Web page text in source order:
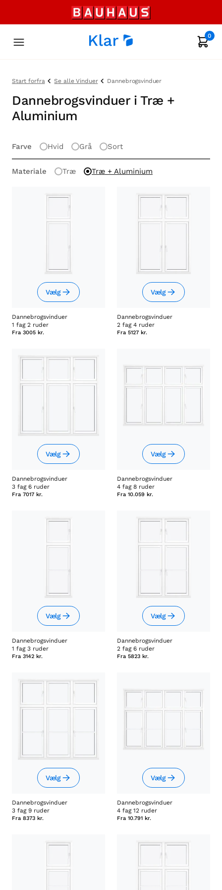
0
Start forfra Se alle Vinduer Dannebrogsvinduer
Dannebrogsvinduer i Træ +
Aluminium
Farve Hvid Grå Sort
Materiale Træ Træ + Aluminium
Vælg
Dannebrogsvinduer
1 fag 2 ruder
Fra 3005 kr.
Vælg
Dannebrogsvinduer
2 fag 4 ruder
Fra 5127 kr.
Vælg
Dannebrogsvinduer
3 fag 6 ruder
Fra 7017 kr.
Vælg
Dannebrogsvinduer
4 fag 8 ruder
Fra 10.059 kr.
Vælg
Dannebrogsvinduer
1 fag 3 ruder
Fra 3142 kr.
Vælg
Dannebrogsvinduer
2 fag 6 ruder
Fra 5823 kr.
Vælg
Dannebrogsvinduer
3 fag 9 ruder
Fra 8373 kr.
Vælg
Dannebrogsvinduer
4 fag 12 ruder
Fra 10.791 kr.